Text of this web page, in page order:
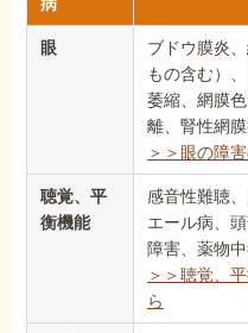
眼
ブドウ膜炎
もの含む）
萎縮、網膜
離、腎性網
＞＞眼の障
聴覚、平
衡機能
感音性難聴
エール病、
障害、薬物
＞＞聴覚、
ら